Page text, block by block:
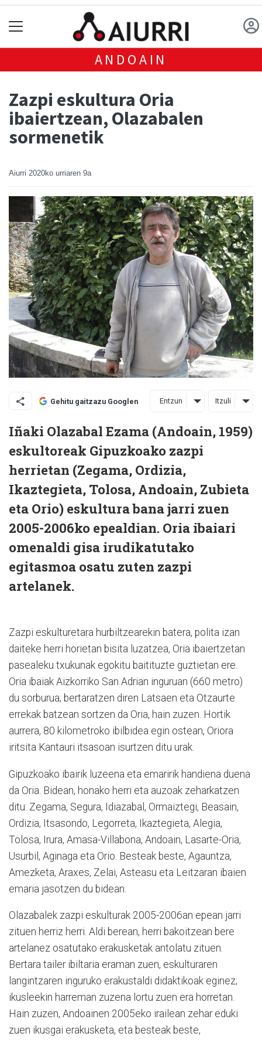
ANDOAIN
Zazpi eskultura Oria
ibaiertzean, Olazabalen
sormenetik
Aiurri 2020ko urriaren 9a
Gehitu gaitzazu Googlen Entzun Itzuli
Iñaki Olazabal Ezama (Andoain, 1959)
eskultoreak Gipuzkoako zazpi
herrietan (Zegama, Ordizia,
Ikaztegieta, Tolosa, Andoain, Zubieta
eta Orio) eskultura bana jarri zuen
2005-2006ko epealdian. Oria ibaiari
omenaldi gisa irudikatutako
egitasmoa osatu zuten zazpi
artelanek.
Zazpi eskulturetara hurbiltzearekin batera, polita izan
daiteke herri horietan bisita luzatzea, Oria ibaiertzetan
pasealeku txukunak egokitu baitituzte guztietan ere.
Oria ibaiak Aizkorriko San Adrian inguruan (660 metro)
du sorburua; bertaratzen diren Latsaen eta Otzaurte
errekak batzean sortzen da Oria, hain zuzen. Hortik
aurrera, 80 kilometroko ibilbidea egin ostean, Oriora
iritsita Kantauri itsasoan isurtzen ditu urak.
Gipuzkoako ibairik luzeena eta emaririk handiena duena
da Oria. Bidean, honako herri eta auzoak zeharkatzen
ditu: Zegama, Segura, Idiazabal, Ormaiztegi, Beasain,
Ordizia, Itsasondo, Legorreta, Ikaztegieta, Alegia,
Tolosa, Irura, Amasa-Villabona, Andoain, Lasarte-Oria,
Usurbil, Aginaga eta Orio. Besteak beste, Agauntza,
Amezketa, Araxes, Zelai, Asteasu eta Leitzaran ibaien
emaria jasotzen du bidean.
Olazabalek zazpi eskulturak 2005-2006an epean jarri
zituen herriz herri. Aldi berean, herri bakoitzean bere
artelanez osatutako erakusketak antolatu zituen.
Bertara tailer ibiltaria eraman zuen, eskulturaren
langintzaren inguruko erakustaldi didaktikoak eginez;
ikusleekin harreman zuzena lortu zuen era horretan.
Hain zuzen, Andoainen 2005eko irailean zehar eduki
zuen ikusgai erakusketa, eta besteak beste,